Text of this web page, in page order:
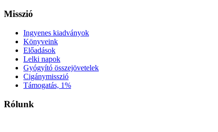
Misszió
Ingyenes kiadványok
Könyveink
Előadások
Lelki napok
Gyógyító összejövetelek
Cigánymisszió
Támogatás, 1%
Rólunk